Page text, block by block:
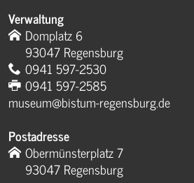
Verwaltung
Domplatz 6
93047 Regensburg
0941 597-2530
0941 597-2585
museum@bistum-regensburg.de
Postadresse
Obermünsterplatz 7
93047 Regensburg